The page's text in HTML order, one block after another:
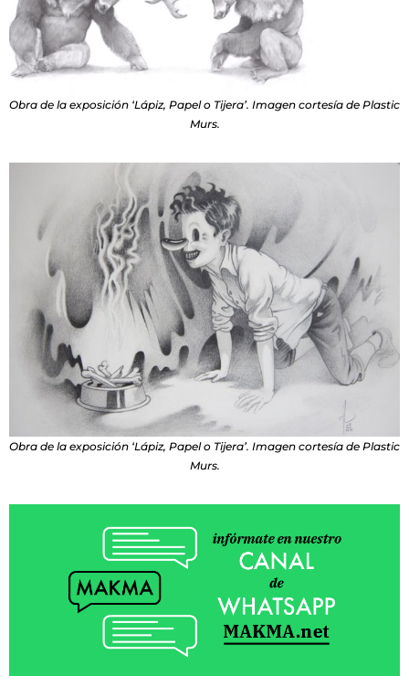
Obra de la exposición ‘Lápiz, Papel o Tijera’. Imagen cortesía de Plastic
Murs.
Obra de la exposición ‘Lápiz, Papel o Tijera’. Imagen cortesía de Plastic
Murs.